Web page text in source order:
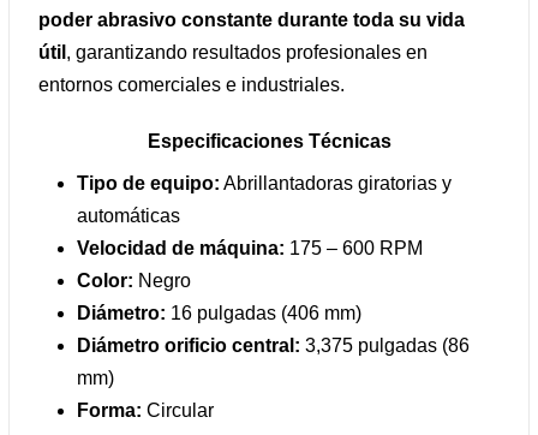
poder abrasivo constante durante toda su vida
útil , garantizando resultados profesionales en
entornos comerciales e industriales.
Especificaciones Técnicas
Tipo de equipo: Abrillantadoras giratorias y
automáticas
Velocidad de máquina: 175 – 600 RPM
Color: Negro
Diámetro: 16 pulgadas (406 mm)
Diámetro orificio central: 3,375 pulgadas (86
mm)
Forma: Circular